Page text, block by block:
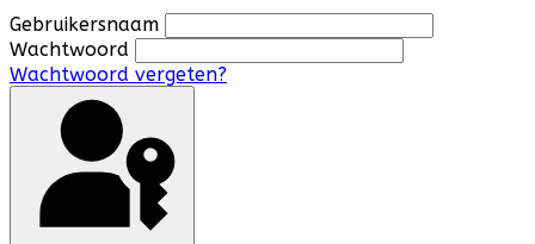
Gebruikersnaam
Wachtwoord
Wachtwoord vergeten?